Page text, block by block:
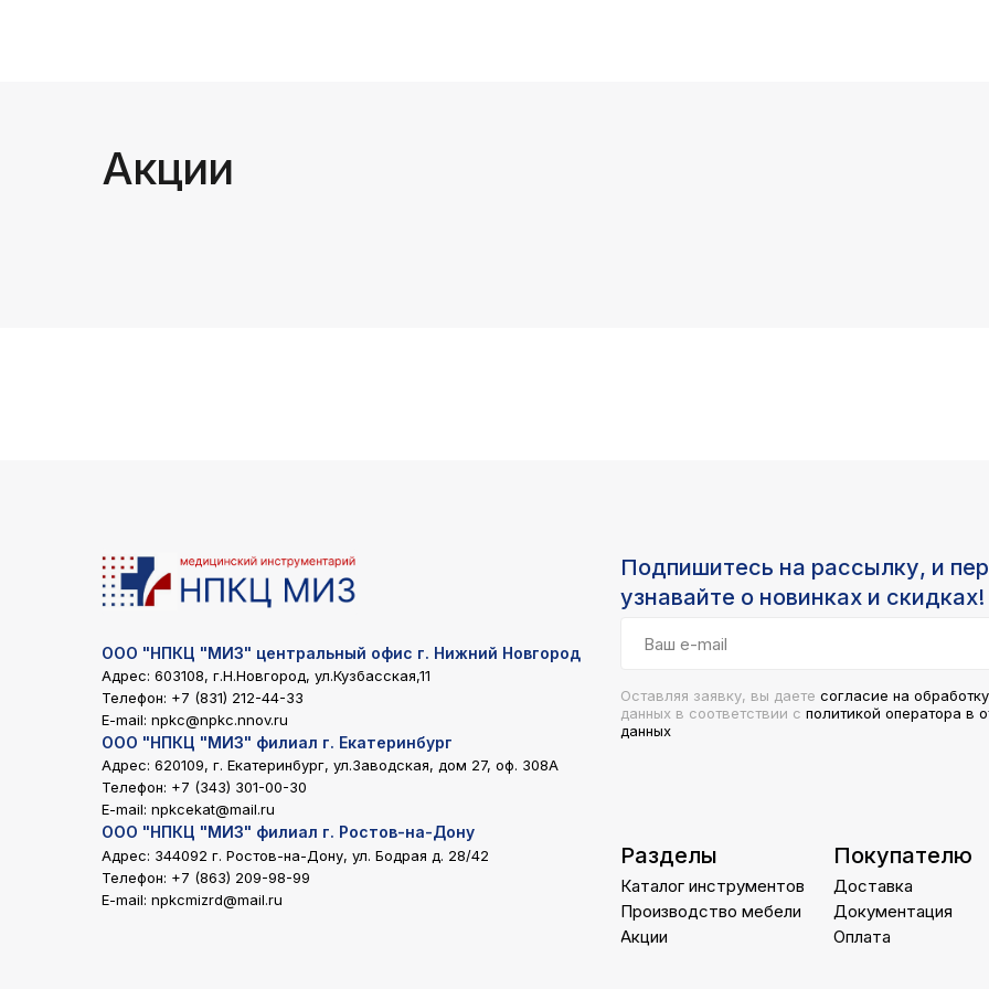
Акции
Разделы
Каталог инструментов
Производство мебели
Акции
Покупателю
Доставка
Документация
Оплата
Подпишитесь на рассылку, и
узнавайте о новинках и скидках!
Оставляя заявку, вы даете согласие на
данных в соответствии с политикой оператора в
данных
ООО "НПКЦ "МИЗ" центральный офис г. Нижний Новгород
Адрес: 603108, г.Н.Новгород, ул.Кузбасская,11
Телефон: +7 (831) 212-44-33
E-mail: npkc@npkc.nnov.ru
ООО "НПКЦ "МИЗ" филиал г. Екатеринбург
Адрес: 620109, г. Екатеринбург, ул.Заводская, дом 27, оф. 308А
Телефон: +7 (343) 301-00-30
E-mail: npkcekat@mail.ru
ООО "НПКЦ "МИЗ" филиал г. Ростов-на-Дону
Адрес: 344092 г. Ростов-на-Дону, ул. Бодрая д. 28/42
Телефон: +7 (863) 209-98-99
E-mail: npkcmizrd@mail.ru